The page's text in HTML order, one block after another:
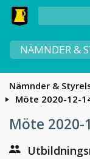
NÄMNDER &
Nämnder &
Möte 2020-12-
Möte 2020-